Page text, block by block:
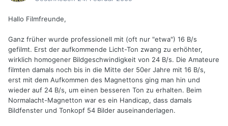
Hallo Filmfreunde,
Ganz früher wurde professionell mit (oft nur "etwa") 16 B/s
gefilmt. Erst der aufkommende Licht-Ton zwang zu erhöhter,
wirklich homogener Bildgeschwindigkeit von 24 B/s. Die Amateure
filmten damals noch bis in die Mitte der 50er Jahre mit 16 B/s,
erst mit dem Aufkommen des Magnettons ging man hin und
wieder auf 24 B/s, um einen besseren Ton zu erhalten. Beim
Normalacht-Magnetton war es ein Handicap, dass damals
Bildfenster und Tonkopf 54 Bilder auseinanderlagen.